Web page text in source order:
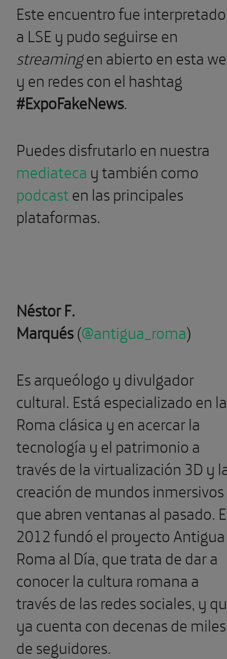
Este encuentro fue interpretado
a LSE y pudo seguirse en
streamingen abierto en esta
y en redes con el hashtag
#ExpoFakeNews.
Puedes disfrutarlo en nuestra
mediateca y también como
podcasten las principales
plataformas.
Néstor F.
Marqués(@antigua_roma)
Es arqueólogo y divulgador
cultural. Está especializado en la
Roma clásica y en acercar la
tecnología y el patrimonio a
través de la virtualización 3D y
creación de mundos inmersivos
que abren ventanas al pasado.
2012 fundó el proyecto Antigua
Roma al Día, que trata de dar a
conocer la cultura romana a
través de las redes sociales, y
ya cuenta con decenas de miles
de seguidores.